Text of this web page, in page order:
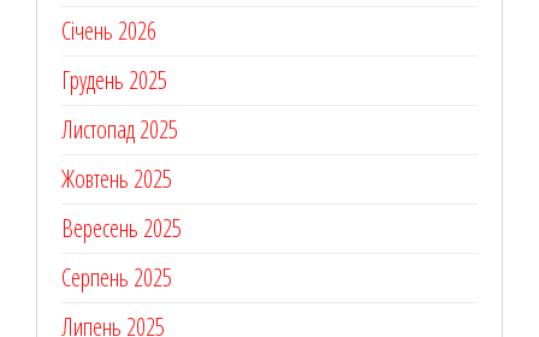
Січень 2026
Грудень 2025
Листопад 2025
Жовтень 2025
Вересень 2025
Серпень 2025
Липень 2025